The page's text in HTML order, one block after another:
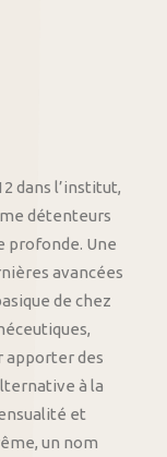
dans l’institut,
détenteurs
profonde. Une
avancées
de chez
apporter des
à la
et
un nom